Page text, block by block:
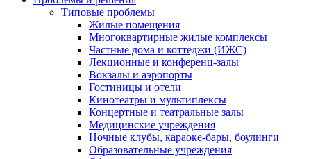
Типовые проблемы
Жилые помещения
Многоквартирные жилые комплексы
Частные дома и коттеджи (ИЖС)
Лекционные и конференц-залы
Вокзалы и аэропорты
Гостиницы и отели
Кинотеатры и мультиплексы
Концертные и театральные залы
Медицинские учреждения
Ночные клубы, караоке-бары, боулинги
Образовательные учреждения